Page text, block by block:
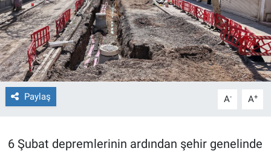
Paylaş A- A+
6 Şubat depremlerinin ardından şehir genelinde
MAGAZİN
Bilim, Teknoloji
ASAYİŞ
HABERDE İNSAN